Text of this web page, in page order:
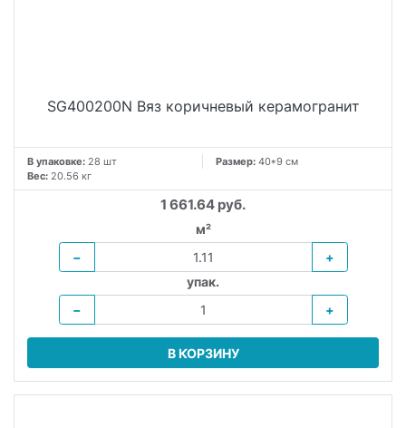
SG400200N Вяз коричневый керамогранит
В упаковке: 28 шт Размер: 40*9 см
Вес: 20.56 кг
1 661.64 руб.
м²
−
+
упак.
−
+
В КОРЗИНУ